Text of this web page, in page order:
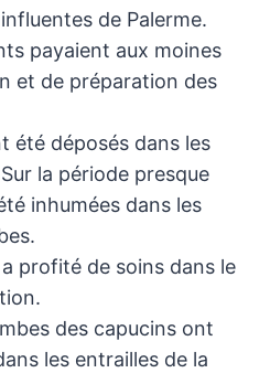
de Palerme.
payaient aux moines
et de préparation des
été déposés dans les
la période presque
inhumées dans les
profité de soins dans le
des capucins ont
les entrailles de la